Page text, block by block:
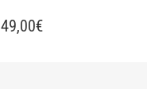
49,00€